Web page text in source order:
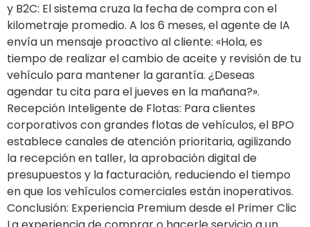
y B2C: El sistema cruza la fecha de compra con el
kilometraje promedio. A los 6 meses, el agente de IA
envía un mensaje proactivo al cliente: «Hola, es
tiempo de realizar el cambio de aceite y revisión de tu
vehículo para mantener la garantía. ¿Deseas
agendar tu cita para el jueves en la mañana?».
Recepción Inteligente de Flotas: Para clientes
corporativos con grandes flotas de vehículos, el BPO
establece canales de atención prioritaria, agilizando
la recepción en taller, la aprobación digital de
presupuestos y la facturación, reduciendo el tiempo
en que los vehículos comerciales están inoperativos.
Conclusión: Experiencia Premium desde el Primer Clic